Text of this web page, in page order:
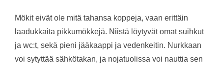
Mökit eivät ole mitä tahansa koppeja, vaan erittäin
laadukkaita pikkumökkejä. Niistä löytyvät omat suihkut
ja wc:t, sekä pieni jääkaappi ja vedenkeitin. Nurkkaan
voi sytyttää sähkötakan, ja nojatuolissa voi nauttia sen